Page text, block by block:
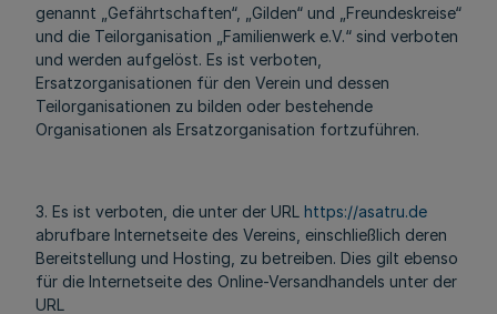
genannt „Gefährtschaften“, „Gilden“ und „Freundeskreise“
und die Teilorganisation „Familienwerk e.V.“ sind verboten
und werden aufgelöst. Es ist verboten,
Ersatzorganisationen für den Verein und dessen
Teilorganisationen zu bilden oder bestehende
Organisationen als Ersatzorganisation fortzuführen.
3. Es ist verboten, die unter der URL https://asatru.de
abrufbare Internetseite des Vereins, einschließlich deren
Bereitstellung und Hosting, zu betreiben. Dies gilt ebenso
für die Internetseite des Online-Versandhandels unter der
URL